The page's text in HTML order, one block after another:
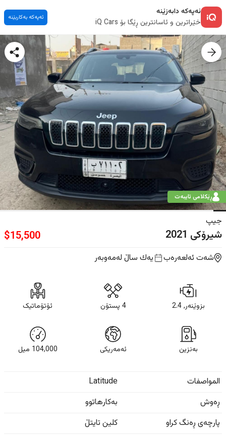
ئەپەکە دابەزێنە
خێراترین و ئاسانترین ڕێگا بۆ iQ Cars
ئەپەکە بەکاربێنە
ڕێکلامی تایبەت
جیپ
شیرۆکی 2021
$15,500
شەت ئەلعەرەب یه‌ك ساڵ لەمەوبەر
بزوێنەر, 2.4 4 پستۆن ئۆتۆماتیک
بەنزین ئەمەریکی 104,000 ميل
المواصفات
Latitude
ڕەوش
بەکارهاتوو
پارچەی ڕەنگ کراو
کلین تایتڵ